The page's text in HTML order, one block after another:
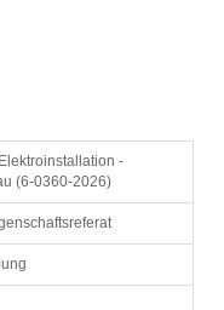
-
(6-0360-2026)